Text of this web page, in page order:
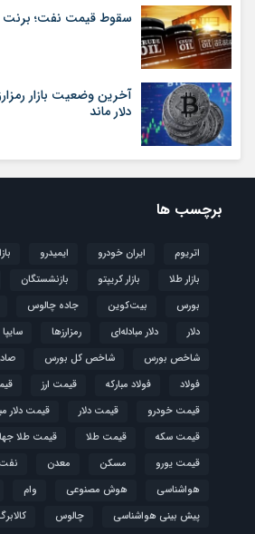
سقوط قیمت نفت؛ برنت بشکه‌ای
دلار ماند
برچسب ها
اتریوم ایران خودرو ایمیدرو
بازار طلا
بازار کریپتو بازنشستگان
بورس
بیت‌کوین جاده چالوس
دلار
دلار مبادله‌ای رمزارزها سایپا
شاخص بورس
شاخص کل بورس
فولاد
فولاد مبارکه قیمت ارز
قیمت خودرو
قیمت دلار
قیمت دلار
قیمت سکه
قیمت طلا قیمت طلا
قیمت یورو
مسکن معدن نفت
هواشناسی
هوش مصنوعی وام
پیش بینی هواشناسی
چالوس